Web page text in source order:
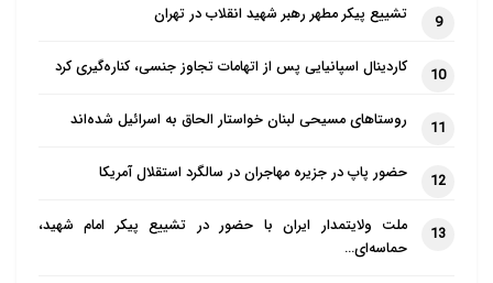
است که از درد و رنج شدید مردم ایران در طی بیماری
همه‌گیر کویید۱۹ آگاه هستیم؛ به‌ویژه نگران مردم شهر خود
شده‌اند. ما می‌دانیم که تحریم‌های اعمال‌شده علیه ایران
وضعیت بسیار دشوار کنونی را تشدید کرده است.
نامه حاکی است: شورا، به همراه سازمان «اتحاد عمل
9 تشییع پیکر مطهر رهبر شهید انقلاب در تهران
10 کاردینال اسپانیایی پس از اتهامات تجاوز جنسی، کناره‌گیری کرد
11 روستاهای مسیحی لبنان خواستار الحاق به اسرائیل شده‌اند
12 حضور پاپ در جزیره مهاجران در سالگرد استقلال آمریکا
13
ملت ولایتمدار ایران با حضور در تشییع پیکر امام شهید،
حماسه‌ای…